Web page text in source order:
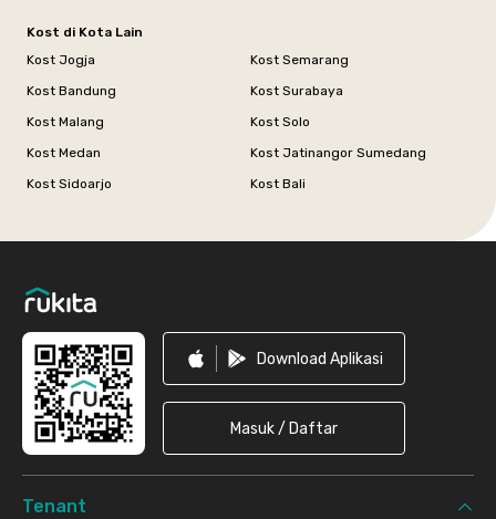
Kost di Kota Lain
Kost Jogja
Kost Semarang
Kost Bandung
Kost Surabaya
Kost Malang
Kost Solo
Kost Medan
Kost Jatinangor Sumedang
Kost Sidoarjo
Kost Bali
Download Aplikasi
Masuk / Daftar
Tenant